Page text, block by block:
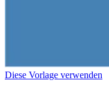
Diese Vorlage verwenden